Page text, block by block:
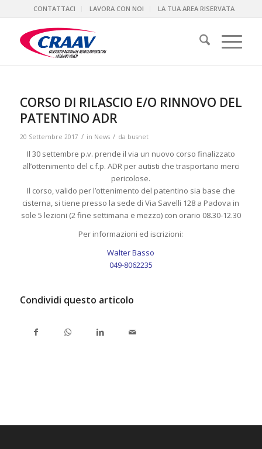
CONTATTACI LAVORA CON NOI LA TUA AREA RISERVATA
CORSO DI RILASCIO E/O RINNOVO DEL
PATENTINO ADR
20 Settembre 2017 / in News / da busnet
Il 30 settembre p.v. prende il via un nuovo corso finalizzato
all’ottenimento del c.f.p. ADR per autisti che trasportano merci
pericolose.
Il corso, valido per l’ottenimento del patentino sia base che
cisterna, si tiene presso la sede di Via Savelli 128 a Padova in
sole 5 lezioni (2 fine settimana e mezzo) con orario 08.30-12.30
Per informazioni ed iscrizioni:
Walter Basso
049-8062235
Condividi questo articolo